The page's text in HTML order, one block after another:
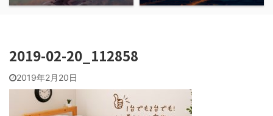
2019-02-20_112858
2019年2月20日